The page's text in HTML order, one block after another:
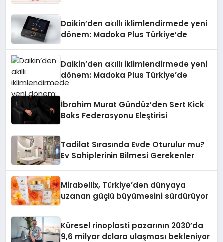
Daikin’den akıllı iklimlendirmede yeni
dönem: Madoka Plus Türkiye’de
Daikin’den akıllı iklimlendirmede yeni
dönem: Madoka Plus Türkiye’de
İbrahim Murat Gündüz’den Sert Kick
Boks Federasyonu Eleştirisi
Tadilat Sırasında Evde Oturulur mu?
Ev Sahiplerinin Bilmesi Gerekenler
Mirabellix, Türkiye’den dünyaya
uzanan güçlü büyümesini sürdürüyor
Küresel rinoplasti pazarının 2030’da
9,6 milyar dolara ulaşması bekleniyor